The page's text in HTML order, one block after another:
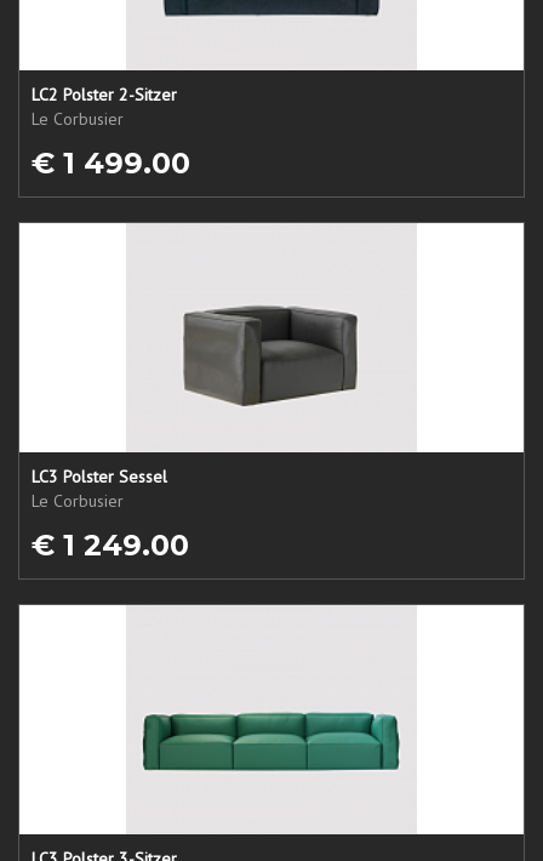
LC2 Polster 2-Sitzer
Le Corbusier
€ 1 499.00
LC3 Polster Sessel
Le Corbusier
€ 1 249.00